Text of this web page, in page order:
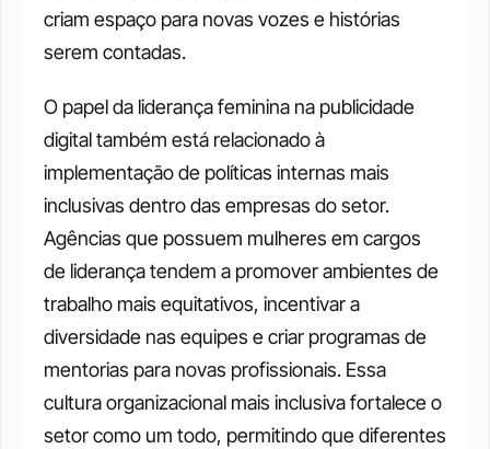
criam espaço para novas vozes e histórias
serem contadas.
O papel da liderança feminina na publicidade
digital também está relacionado à
implementação de políticas internas mais
inclusivas dentro das empresas do setor.
Agências que possuem mulheres em cargos
de liderança tendem a promover ambientes de
trabalho mais equitativos, incentivar a
diversidade nas equipes e criar programas de
mentorias para novas profissionais. Essa
cultura organizacional mais inclusiva fortalece o
setor como um todo, permitindo que diferentes